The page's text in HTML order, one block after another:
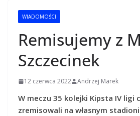
WIADOMOŚCI
Remisujemy z
Szczecinek
12 czerwca 2022 Andrzej Marek
W meczu 35 kolejki Kipsta IV ligi
zremisowali na własnym